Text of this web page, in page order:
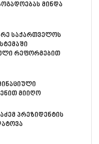
მინდა
საქართველოს
რეფორმებით
მიიღო
პრეზიდენტის